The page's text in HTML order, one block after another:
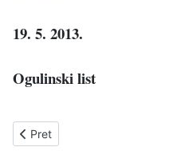
19. 5. 2013.
Ogulinski list
Prethodni članak: IZBORI -
Pret